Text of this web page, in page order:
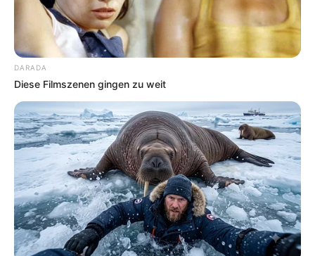
DARADA
Diese Filmszenen gingen zu weit